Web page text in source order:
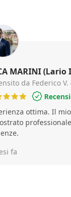
MARINI
da Federico
ottima. Il
fa